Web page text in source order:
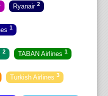
Ryanair 2
1
2 TABAN Airlines 1
Turkish Airlines 3